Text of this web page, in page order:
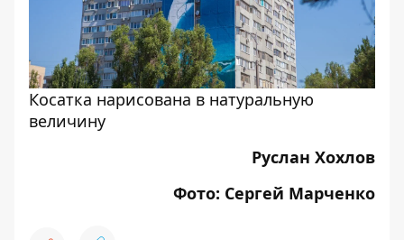
Косатка нарисована в натуральную
величину
Руслан Хохлов
Фото: Сергей Марченко